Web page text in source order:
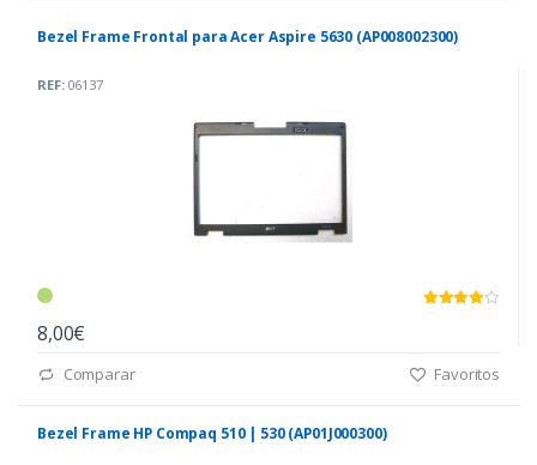
Bezel Frame Frontal para Acer Aspire 5630 (AP008002300)
REF:06137
8,00€
Comparar Favoritos
Bezel Frame HP Compaq 510 | 530 (AP01J000300)